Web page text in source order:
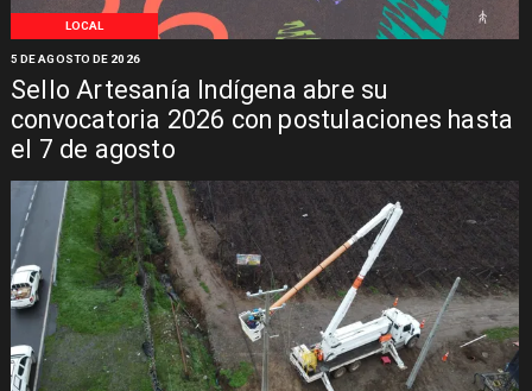
LOCAL
Sello Artesanía Indígena abre su
convocatoria 2026 con postulaciones hasta
el 7 de agosto
5 DE AGOSTO DE 2026